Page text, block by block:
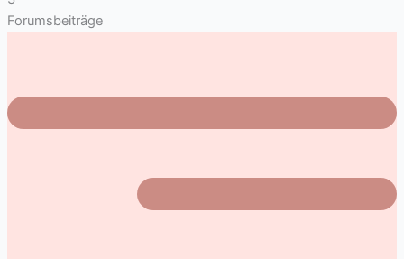
Forumsbeiträge